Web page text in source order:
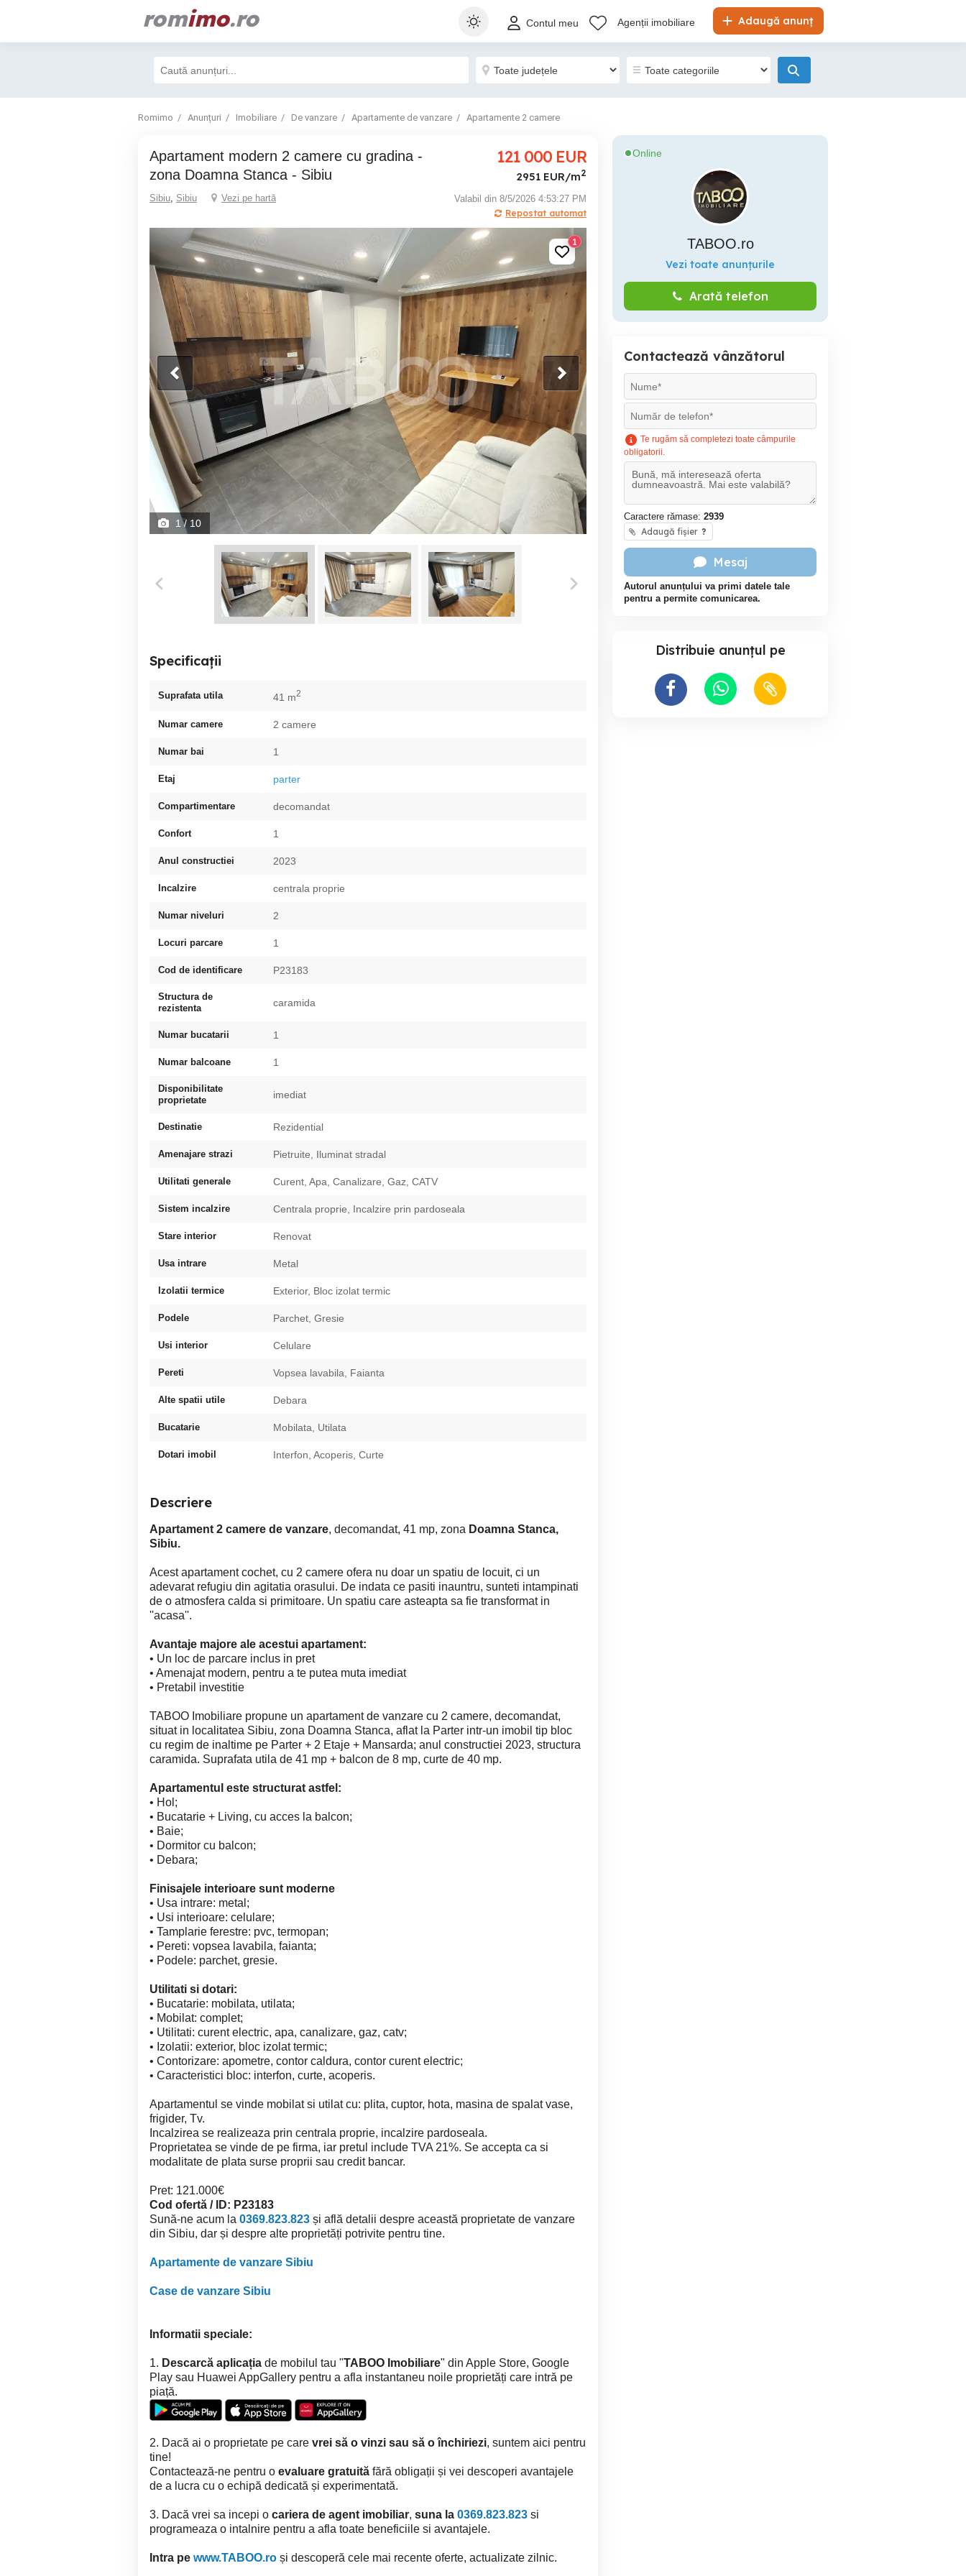
romimo.ro Adaugă anunț
Contul meu Agenții imobiliare
Romimo Anunțuri Imobiliare De vanzare Apartamente de vanzare Apartamente 2 camere
Apartament modern 2 camere cu gradina -
zona Doamna Stanca - Sibiu
121 000 EUR
2951 EUR/m2
Sibiu, Sibiu Vezi pe hartă
Valabil din 8/5/2026 4:53:27 PM
Repostat automat
1
1 / 10
Specificații
Suprafata utila 41 m2
Numar camere 2 camere
Numar bai 1
Etaj parter
Compartimentare decomandat
Confort 1
Anul constructiei 2023
Incalzire centrala proprie
Numar niveluri 2
Locuri parcare 1
Cod de identificare P23183
Structura de
rezistenta
caramida
Numar bucatarii 1
Numar balcoane 1
Disponibilitate
proprietate
imediat
Destinatie Rezidential
Amenajare strazi Pietruite, Iluminat stradal
Utilitati generale Curent, Apa, Canalizare, Gaz, CATV
Sistem incalzire Centrala proprie, Incalzire prin pardoseala
Stare interior Renovat
Usa intrare Metal
Izolatii termice Exterior, Bloc izolat termic
Podele Parchet, Gresie
Usi interior Celulare
Pereti Vopsea lavabila, Faianta
Alte spatii utile Debara
Bucatarie Mobilata, Utilata
Dotari imobil Interfon, Acoperis, Curte
Descriere
Apartament 2 camere de vanzare, decomandat, 41 mp, zona Doamna Stanca,
Sibiu.
Acest apartament cochet, cu 2 camere ofera nu doar un spatiu de locuit, ci un
adevarat refugiu din agitatia orasului. De indata ce pasiti inauntru, sunteti intampinati
de o atmosfera calda si primitoare. Un spatiu care asteapta sa fie transformat in
''acasa''.
Avantaje majore ale acestui apartament:
• Un loc de parcare inclus in pret
• Amenajat modern, pentru a te putea muta imediat
• Pretabil investitie
TABOO Imobiliare propune un apartament de vanzare cu 2 camere, decomandat,
situat in localitatea Sibiu, zona Doamna Stanca, aflat la Parter intr-un imobil tip bloc
cu regim de inaltime pe Parter + 2 Etaje + Mansarda; anul constructiei 2023, structura
caramida. Suprafata utila de 41 mp + balcon de 8 mp, curte de 40 mp.
Apartamentul este structurat astfel:
• Hol;
• Bucatarie + Living, cu acces la balcon;
• Baie;
• Dormitor cu balcon;
• Debara;
Finisajele interioare sunt moderne
• Usa intrare: metal;
• Usi interioare: celulare;
• Tamplarie ferestre: pvc, termopan;
• Pereti: vopsea lavabila, faianta;
• Podele: parchet, gresie.
Utilitati si dotari:
• Bucatarie: mobilata, utilata;
• Mobilat: complet;
• Utilitati: curent electric, apa, canalizare, gaz, catv;
• Izolatii: exterior, bloc izolat termic;
• Contorizare: apometre, contor caldura, contor curent electric;
• Caracteristici bloc: interfon, curte, acoperis.
Apartamentul se vinde mobilat si utilat cu: plita, cuptor, hota, masina de spalat vase,
frigider, Tv.
Incalzirea se realizeaza prin centrala proprie, incalzire pardoseala.
Proprietatea se vinde de pe firma, iar pretul include TVA 21%. Se accepta ca si
modalitate de plata surse proprii sau credit bancar.
Pret: 121.000€
Cod ofertă / ID: P23183
Sună-ne acum la 0369.823.823 și află detalii despre această proprietate de vanzare
din Sibiu, dar și despre alte proprietăți potrivite pentru tine.
Apartamente de vanzare Sibiu
Case de vanzare Sibiu
Informatii speciale:
1. Descarcă aplicația de mobilul tau "TABOO Imobiliare" din Apple Store, Google
Play sau Huawei AppGallery pentru a afla instantaneu noile proprietăți care intră pe
piață.
2. Dacă ai o proprietate pe care vrei să o vinzi sau să o închiriezi, suntem aici pentru
tine!
Contactează-ne pentru o evaluare gratuită fără obligații și vei descoperi avantajele
de a lucra cu o echipă dedicată și experimentată.
3. Dacă vrei sa incepi o cariera de agent imobiliar, suna la 0369.823.823 si
programeaza o intalnire pentru a afla toate beneficiile si avantajele.
Intra pe www.TABOO.ro și descoperă cele mai recente oferte, actualizate zilnic.
Online
TABOO.ro
Vezi toate anunțurile
Arată telefon
Contactează vânzătorul
Te rugăm să completezi toate câmpurile
obligatorii.
Caractere rămase: 2939
Adaugă fișier ?
Mesaj
Autorul anunțului va primi datele tale
pentru a permite comunicarea.
Distribuie anunțul pe